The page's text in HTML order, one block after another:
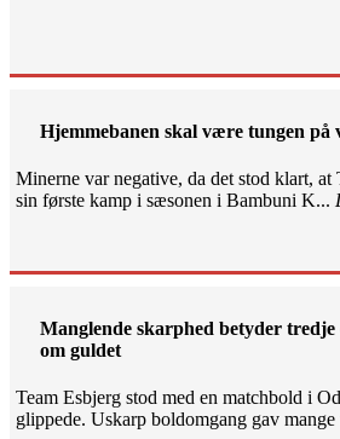
Hjemmebanen skal være tungen på
Minerne var negative, da det stod klart, at
sin første kamp i sæsonen i Bambuni K...
Manglende skarphed betyder tredje
om guldet
Team Esbjerg stod med en matchbold i
glippede. Uskarp boldomgang gav